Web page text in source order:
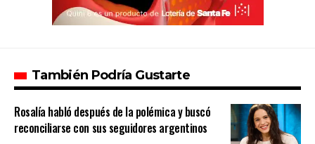
También Podría Gustarte
Rosalía habló después de la polémica y buscó
reconciliarse con sus seguidores argentinos